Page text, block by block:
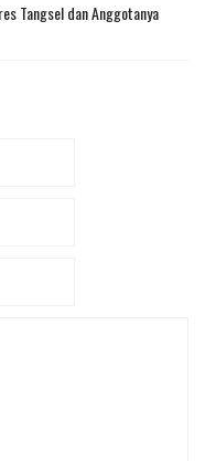
Tangsel dan Anggotanya